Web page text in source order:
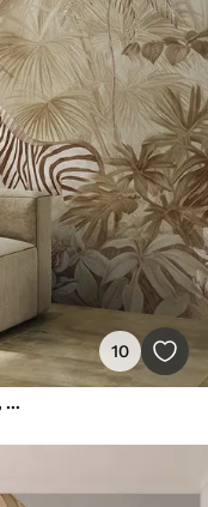
10
Fototapeten Dschungelwald, Palmen, Giraffe, Elefant, Zebra, Aquarell, beige Farbe, Bananenbaum, Blumen